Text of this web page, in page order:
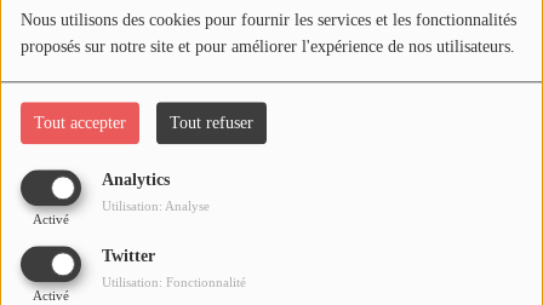
Nous utilisons des cookies pour fournir les services et les fonctionnalités
proposés sur notre site et pour améliorer l'expérience de nos utilisateurs.
Tout accepter Tout refuser
Analytics
Activé
Utilisation: Analyse
Twitter
Activé
Utilisation: Fonctionnalité
Médias
PODCASTS
Agenda
Titres diffusés
Oups, vous avez
rencontré une erreur.
Il semble que la page que vous recherchez n’existe plus.